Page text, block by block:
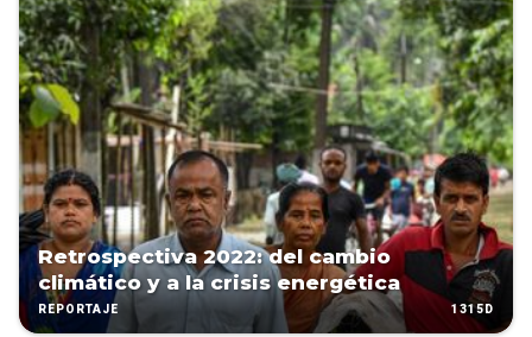
Retrospectiva 2022: del cambio
climático y a la crisis energética
REPORTAJE 1315D